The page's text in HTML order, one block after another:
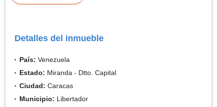
Detalles del inmueble
País: Venezuela
Estado: Miranda - Dtto. Capital
Ciudad: Caracas
Municipio: Libertador